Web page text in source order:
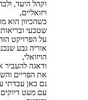
וקהל היעד,
ויזואליים,
כשהכיוון הוא
שטבעי
על הפרויקט
אוריה גבע
הויזואלי,
ודאגה
את הפריים
גם כאן עבדתי
עם מעט